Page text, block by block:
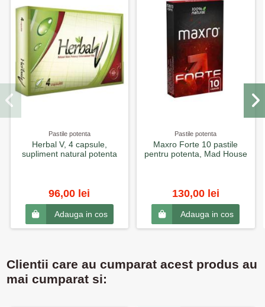
Pastile potenta
Herbal V, 4 capsule,
supliment natural potenta
96,00 lei
Adauga in cos
Pastile potenta
Maxro Forte 10 pastile
pentru potenta, Mad House
130,00 lei
Adauga in cos
Clientii care au cumparat acest produs au
mai cumparat si: